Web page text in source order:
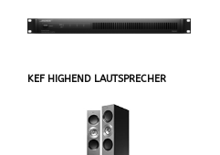
KEF HIGHEND LAUTSPRECHER